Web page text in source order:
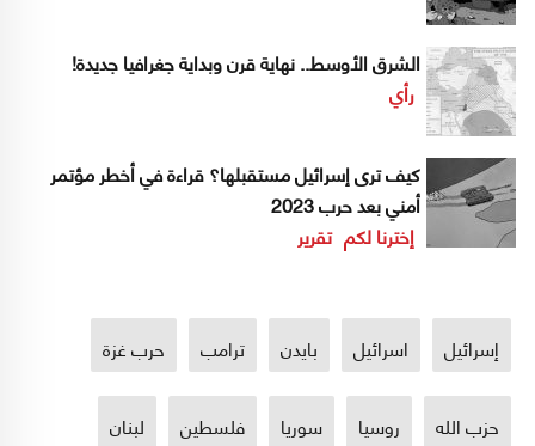
الشرق الأوسط.. نهاية قرن وبداية جغرافيا جديدة!
رأي
كيف ترى إسرائيل مستقبلها؟ قراءة في أخطر مؤتمر
أمني بعد حرب 2023
إخترنا لكم تقرير
إسرائيل اسرائيل بايدن ترامب حرب غزة
حزب الله روسيا سوريا فلسطين لبنان